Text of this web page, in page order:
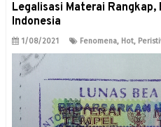
Legalisasi Materai Rangkap,
Indonesia
1/08/2021 Fenomena, Hot,